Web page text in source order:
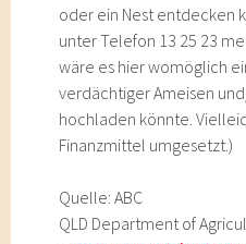
oder ein Nest entdecken
unter Telefon 13 25 23
wäre es hier womöglich
verdächtiger Ameisen
hochladen könnte.
Finanzmittel umgesetzt.)
Quelle: ABC
QLD Department of